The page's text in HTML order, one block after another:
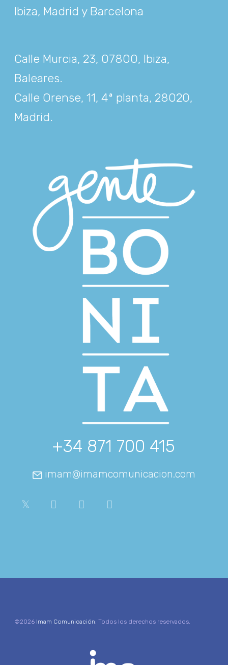
Ibiza, Madrid y Barcelona
Calle Murcia, 23, 07800, Ibiza,
Baleares.
Calle Orense, 11, 4ª planta, 28020,
Madrid.
+34 871 700 415
imam@imamcomunicacion.com
©2026 Imam Comunicación. Todos los derechos reservados.